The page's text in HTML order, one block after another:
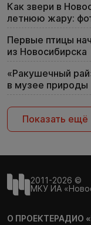
Как звери в
летнюю жару:
Первые птицы
из Новосибирска
«Ракушечный
в музее природы
Показать ещё
2011-2026 ©
МКУ ИА
О ПРОЕКТЕРАДИО